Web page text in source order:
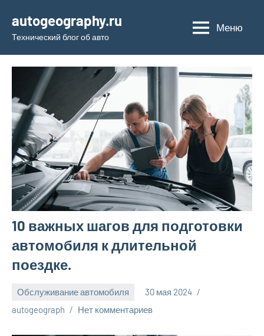
содержимому
autogeography.ru
Технический блог об авто
Меню
10 важных шагов для подготовки
автомобиля к длительной
поездке.
Обслуживание автомобиля
30 мая 2024
autogeograph
Нет комментариев